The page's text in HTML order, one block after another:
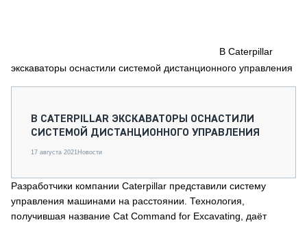
СПЕЦПРОЕКТЫ
О ПРОЕКТЕ
В Caterpillar
экскаваторы оснастили системой дистанционного управления
В CATERPILLAR ЭКСКАВАТОРЫ ОСНАСТИЛИ
СИСТЕМОЙ ДИСТАНЦИОННОГО УПРАВЛЕНИЯ
17 августа 2021Новости
Разработчики компании Caterpillar представили систему
управления машинами на расстоянии. Технология,
получившая название Cat Command for Excavating, даёт